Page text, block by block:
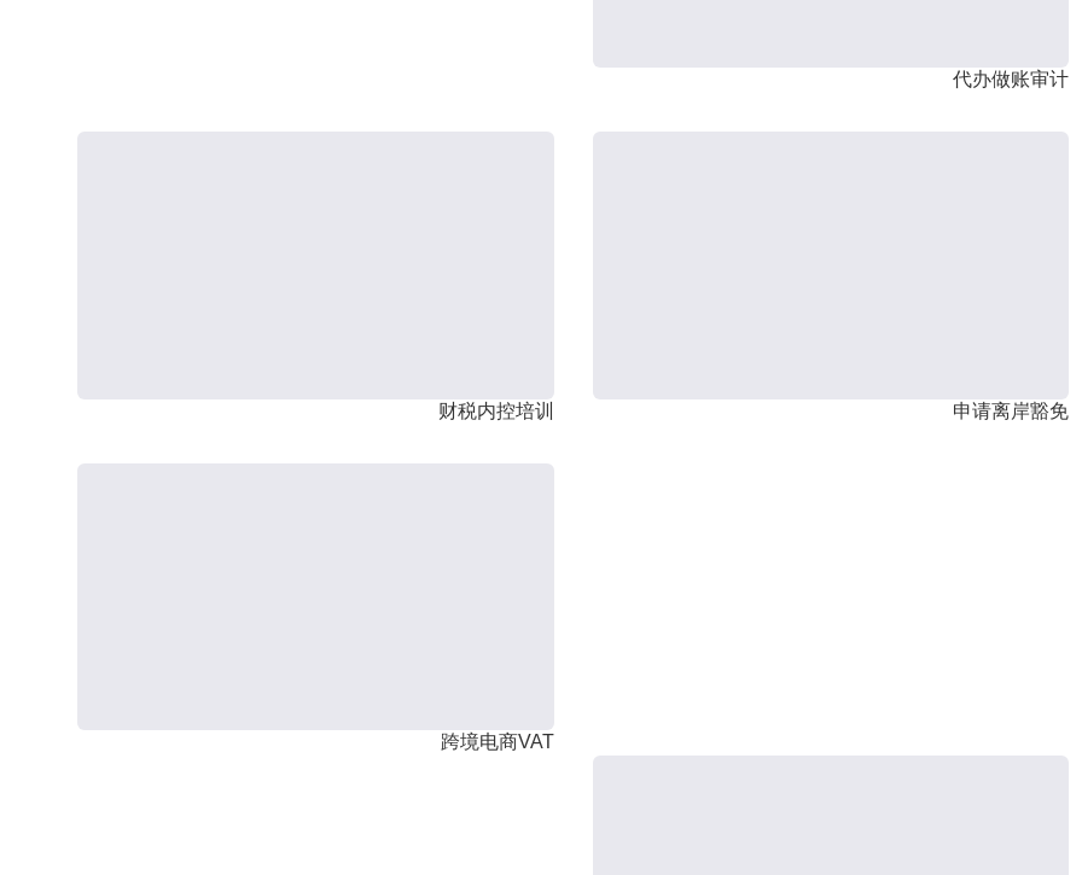
代办做账审计
财税内控培训 申请离岸豁免
跨境电商VAT